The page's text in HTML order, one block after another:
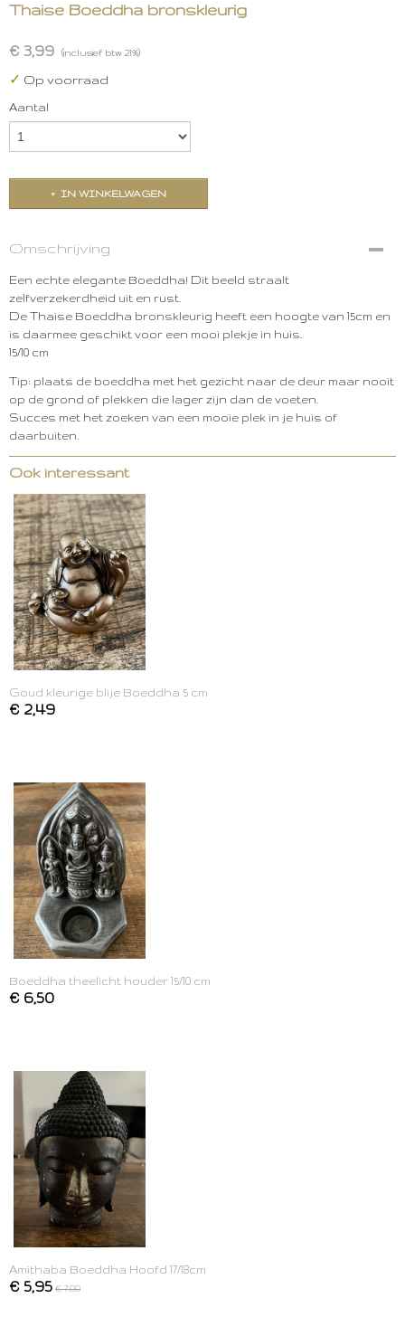
Thaise Boeddha bronskleurig
€ 3,99 (inclusief btw 21%)
✓ Op voorraad
Aantal
IN WINKELWAGEN
Omschrijving
Een echte elegante Boeddha! Dit beeld straalt
zelfverzekerdheid uit en rust.
De Thaise Boeddha bronskleurig heeft een hoogte van 15cm en
is daarmee geschikt voor een mooi plekje in huis.
15/10 cm
Tip: plaats de boeddha met het gezicht naar de deur maar nooit
op de grond of plekken die lager zijn dan de voeten.
Succes met het zoeken van een mooie plek in je huis of
daarbuiten.
Ook interessant
Goud kleurige blije Boeddha 5 cm
€ 2,49
Boeddha theelicht houder 15/10 cm
€ 6,50
Amithaba Boeddha Hoofd 17/18cm
€ 5,95 € 7,00